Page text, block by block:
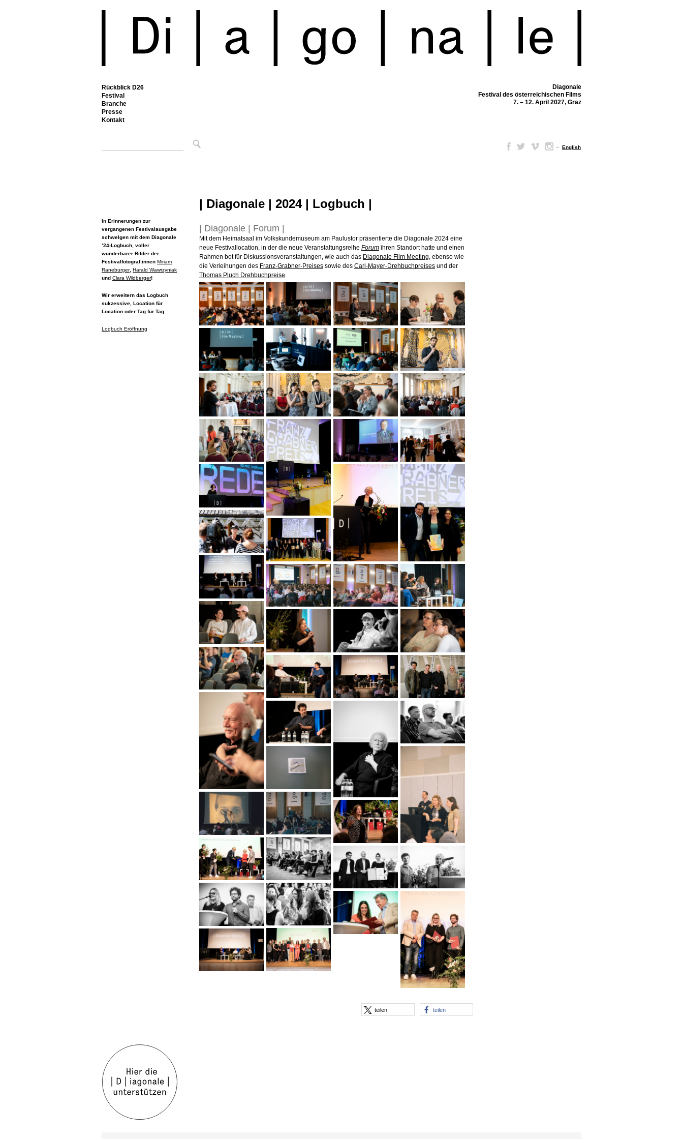
Rückblick D26
Festival
Branche
Presse
Kontakt
Diagonale
Festival des österreichischen Films
7. – 12. April 2027, Graz
– English
In Erinnerungen zur
vergangenen Festivalausgabe
schwelgen mit dem Diagonale
’24-Logbuch, voller
wunderbarer Bilder der
Festivalfotograf:innen Miriam
Raneburger, Harald Wawrzyniak
und Clara Wildberger!
Wir erweitern das Logbuch
sukzessive, Location für
Location oder Tag für Tag.
Logbuch Eröffnung
| Diagonale | 2024 | Logbuch |
| Diagonale | Forum |
Mit dem Heimatsaal im Volkskundemuseum am Paulustor präsentierte die Diagonale 2024 eine
neue Festivallocation, in der die neue Veranstaltungsreihe Forum ihren Standort hatte und einen
Rahmen bot für Diskussionsveranstaltungen, wie auch das Diagonale Film Meeting, ebenso wie
die Verleihungen des Franz-Grabner-Preises sowie des Carl-Mayer-Drehbuchpreises und der
Thomas Pluch Drehbuchpreise.
teilen teilen